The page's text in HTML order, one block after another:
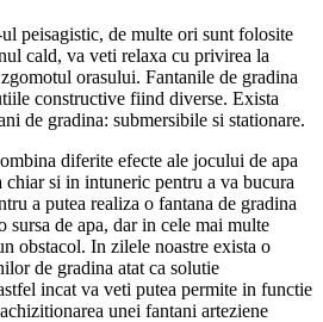
peisagistic, de multe ori sunt folosite
cald, va veti relaxa cu privirea la
orasului. Fantanile de gradina
constructive fiind diverse. Exista
de gradina: submersibile si stationare.
diferite efecte ale jocului de apa
chiar si in intuneric pentru a va bucura
a putea realiza o fantana de gradina
sursa de apa, dar in cele mai multe
obstacol. In zilele noastre exista o
de gradina atat ca solutie
incat va veti putea permite in functie
unei fantani arteziene